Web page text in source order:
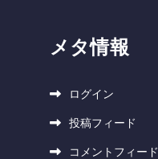
メタ情報
ログイン
投稿フィード
コメントフィード